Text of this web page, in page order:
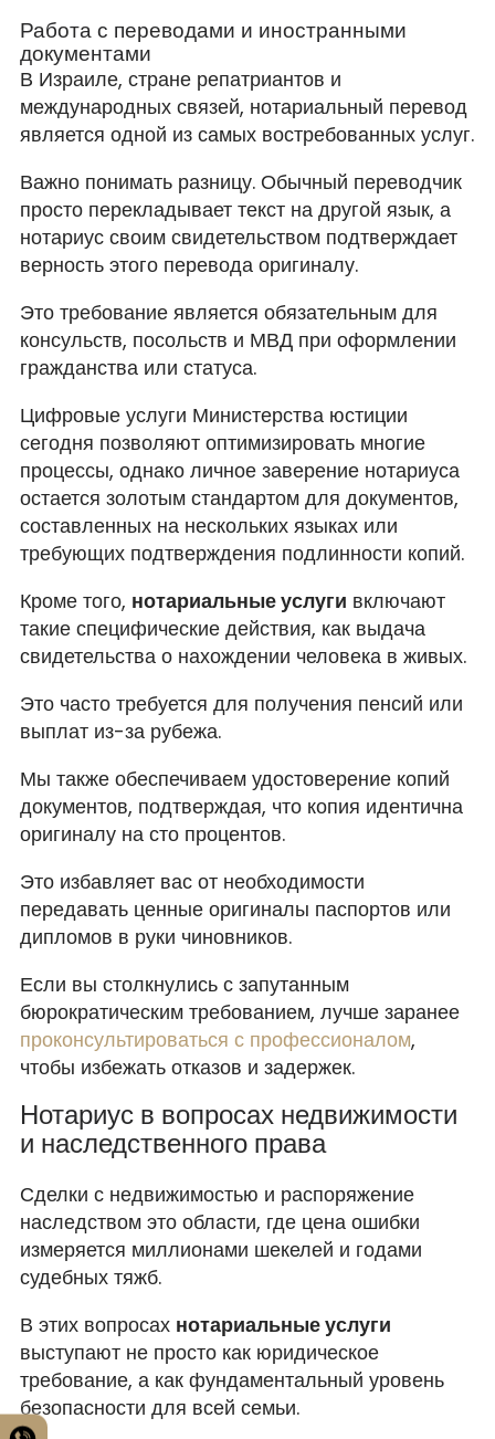
Работа с переводами и иностранными
документами
В Израиле, стране репатриантов и
международных связей, нотариальный перевод
является одной из самых востребованных услуг.
Важно понимать разницу. Обычный переводчик
просто перекладывает текст на другой язык, а
нотариус своим свидетельством подтверждает
верность этого перевода оригиналу.
Это требование является обязательным для
консульств, посольств и МВД при оформлении
гражданства или статуса.
Цифровые услуги Министерства юстиции
сегодня позволяют оптимизировать многие
процессы, однако личное заверение нотариуса
остается золотым стандартом для документов,
составленных на нескольких языках или
требующих подтверждения подлинности копий.
Кроме того, нотариальные услуги включают
такие специфические действия, как выдача
свидетельства о нахождении человека в живых.
Это часто требуется для получения пенсий или
выплат из-за рубежа.
Мы также обеспечиваем удостоверение копий
документов, подтверждая, что копия идентична
оригиналу на сто процентов.
Это избавляет вас от необходимости
передавать ценные оригиналы паспортов или
дипломов в руки чиновников.
Если вы столкнулись с запутанным
бюрократическим требованием, лучше заранее
проконсультироваться с профессионалом,
чтобы избежать отказов и задержек.
Нотариус в вопросах недвижимости
и наследственного права
Сделки с недвижимостью и распоряжение
наследством это области, где цена ошибки
измеряется миллионами шекелей и годами
судебных тяжб.
В этих вопросах нотариальные услуги
выступают не просто как юридическое
требование, а как фундаментальный уровень
безопасности для всей семьи.